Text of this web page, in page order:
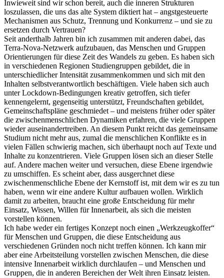
Inwieweit sind wir schon bereit, auch die inneren Strukturen
loszulassen, die uns das alte System diktiert hat – angstgesteuerte
Mechanismen aus Schutz, Trennung und Konkurrenz – und sie zu
ersetzen durch Vertrauen?
Seit anderthalb Jahren bin ich zusammen mit anderen dabei, das
Terra-Nova-Netzwerk aufzubauen, das Menschen und Gruppen
Orientierungen für diese Zeit des Wandels zu geben. Es haben sich
in verschiedenen Regionen Studiengruppen gebildet, die in
unterschiedlicher Intensität zusammenkommen und sich mit den
Inhalten selbstverantwortlich beschäftigen. Viele haben sich auch
unter Lockdown-Bedingungen kreativ getroffen, sich tiefer
kennengelernt, gegenseitig unterstützt, Freundschaften gebildet,
Gemeinschaftspläne geschmiedet – und meistens früher oder später
die zwischenmenschlichen Dynamiken erfahren, die viele Gruppen
wieder auseinandertreiben. An diesem Punkt reicht das gemeinsame
Studium nicht mehr aus, zumal die menschlichen Konflikte es in
vielen Fällen schwierig machen, sich überhaupt noch auf Texte und
Inhalte zu konzentrieren. Viele Gruppen lösen sich an dieser Stelle
auf. Andere machen weiter und versuchen, diese Ebene irgendwie
zu umschiffen. Es scheint aber, dass ausgerchnet diese
zwischenmenschliche Ebene der Kernstoff ist, mit dem wir es zu tun
haben, wenn wir eine andere Kultur aufbauen wollen. Wirklich
damit zu arbeiten, braucht eine große Entscheidung für mehr
Einsatz, Wissen, Willen für Innenarbeit, als sich die meisten
vorstellen können.
Ich habe weder ein fertiges Konzept noch einen „Werkzeugkoffer“
für Menschen und Gruppen, die diese Entscheidung aus
verschiedenen Gründen noch nicht treffen können. Ich kann mir
aber eine Arbeitsteilung vorstellen zwischen Menschen, die diese
intensive Innenarbeit wirklich durchlaufen – und Menschen und
Gruppen, die in anderen Bereichen der Welt ihren Einsatz leisten.